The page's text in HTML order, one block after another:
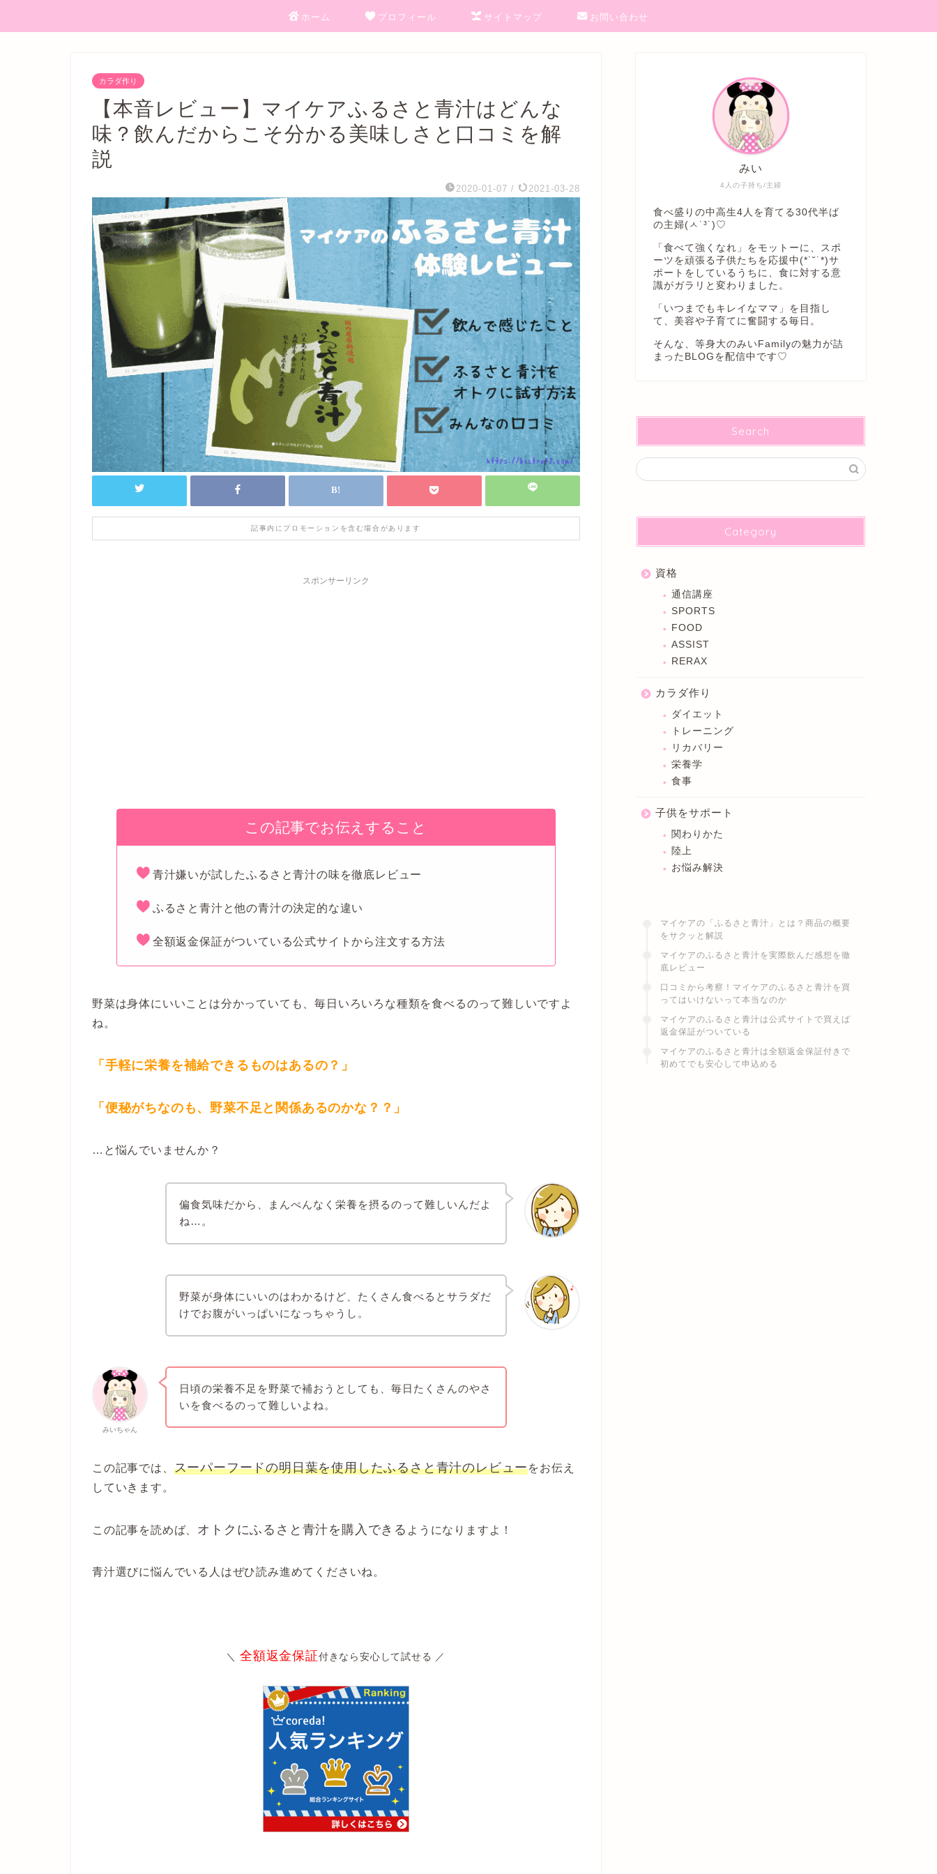
ホーム プロフィール サイトマップ お問い合わせ
カラダ作り
【本音レビュー】マイケアふるさと青汁はどんな
味？飲んだからこそ分かる美味しさと口コミを解
説
2020-01-07 / 2021-03-28
記事内にプロモーションを含む場合があります
スポンサーリンク
この記事でお伝えすること
青汁嫌いが試したふるさと青汁の味を徹底レビュー
ふるさと青汁と他の青汁の決定的な違い
全額返金保証がついている公式サイトから注文する方法
野菜は身体にいいことは分かっていても、毎日いろいろな種類を食べるのって難しいですよ
ね。
「手軽に栄養を補給できるものはあるの？」
「便秘がちなのも、野菜不足と関係あるのかな？？」
…と悩んでいませんか？
偏食気味だから、まんべんなく栄養を摂るのって難しいんだよ
ね…。
野菜が身体にいいのはわかるけど、たくさん食べるとサラダだ
けでお腹がいっぱいになっちゃうし。
みいちゃん
日頃の栄養不足を野菜で補おうとしても、毎日たくさんのやさ
いを食べるのって難しいよね。
この記事では、 スーパーフードの明日葉を使用したふるさと青汁のレビューをお伝え
していきます。
この記事を読めば、 オトクにふるさと青汁を購入できる ようになりますよ！
青汁選びに悩んでいる人はぜひ読み進めてくださいね。
＼全額返金保証付きなら安心して試せる ／
4人の子持ち/主婦
みい
食べ盛りの中高生4人を育てる30代半ば
の主婦(ㅅ˙³˙)♡
「食べて強くなれ」をモットーに、スポ
ーツを頑張る子供たちを応援中(*˙˘˙*)サ
ポートをしているうちに、食に対する意
識がガラリと変わりました。
「いつまでもキレイなママ」を目指し
て、美容や子育てに奮闘する毎日。
そんな、等身大のみいFamilyの魅力が詰
まったBLOGを配信中です♡
Search
Category
資格
通信講座
SPORTS
FOOD
ASSIST
RERAX
カラダ作り
ダイエット
トレーニング
リカバリー
栄養学
食事
子供をサポート
関わりかた
陸上
お悩み解決
マイケアの「ふるさと青汁」とは？商品の概要
をサクッと解説
マイケアのふるさと青汁を実際飲んだ感想を徹
底レビュー
口コミから考察！マイケアのふるさと青汁を買
ってはいけないって本当なのか
マイケアのふるさと青汁は公式サイトで買えば
返金保証がついている
マイケアのふるさと青汁は全額返金保証付きで
初めてでも安心して申込める